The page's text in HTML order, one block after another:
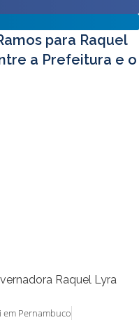
para Raquel
a Prefeitura e o
Raquel Lyra
em Pernambuco